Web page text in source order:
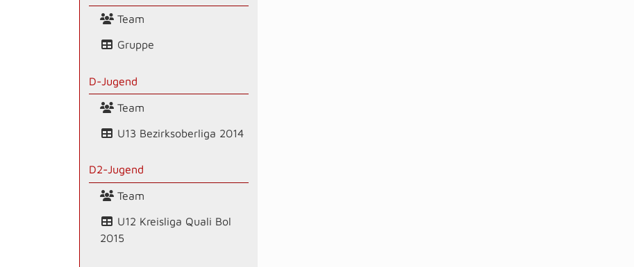
Team
Gruppe
D-Jugend
Team
U13 Bezirksoberliga 2014
D2-Jugend
Team
U12 Kreisliga Quali Bol
2015